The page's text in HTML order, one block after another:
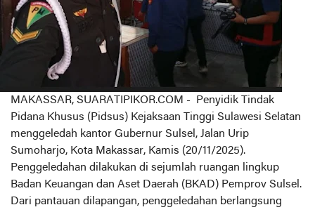
MAKASSAR, SUARATIPIKOR.COM - Penyidik Tindak
Pidana Khusus (Pidsus) Kejaksaan Tinggi Sulawesi Selatan
menggeledah kantor Gubernur Sulsel, Jalan Urip
Sumoharjo, Kota Makassar, Kamis (20/11/2025).
Penggeledahan dilakukan di sejumlah ruangan lingkup
Badan Keuangan dan Aset Daerah (BKAD) Pemprov Sulsel.
Dari pantauan dilapangan, penggeledahan berlangsung